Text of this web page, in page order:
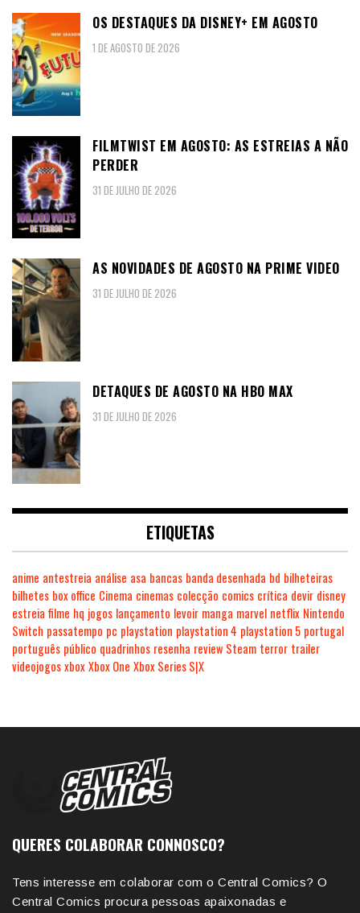
OS DESTAQUES DA DISNEY+ EM AGOSTO
1 DE AGOSTO DE 2026
FILMTWIST EM AGOSTO: AS ESTREIAS A NÃO
PERDER
31 DE JULHO DE 2026
AS NOVIDADES DE AGOSTO NA PRIME VIDEO
31 DE JULHO DE 2026
DETAQUES DE AGOSTO NA HBO MAX
31 DE JULHO DE 2026
ETIQUETAS
anime antestreia análise asa bancas banda desenhada bd bilheteiras
bilhetes box office Cinema cinemas colecção comics crítica devir disney
estreia filme hq jogos lançamento levoir manga marvel netflix Nintendo
Switch passatempo pc playstation playstation 4 playstation 5 portugal
português público quadrinhos resenha review Steam terror trailer
videojogosxboxXbox One Xbox Series S|X
QUERES COLABORAR CONNOSCO?
Tens interesse em colaborar com o Central Comics? O
Central Comics procura pessoas apaixonadas e